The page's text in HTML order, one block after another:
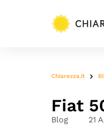
Chiarezza.it
Fiat
Blog 21